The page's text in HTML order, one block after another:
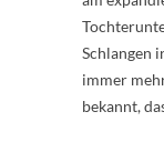
Schlangen
immer
bekannt,